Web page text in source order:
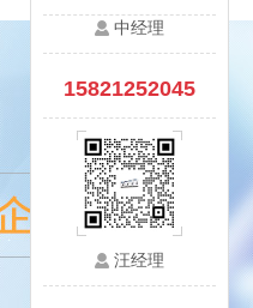
中经理
15821252045
汪经理